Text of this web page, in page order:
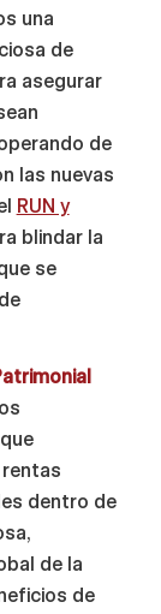
una
de
asegurar
de
las nuevas
RUN y
blindar la
se
dentro de
de la
de